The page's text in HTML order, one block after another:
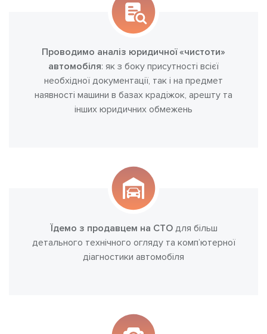
Проводимо аналіз юридичної «чистоти»
автомобіля: як з боку присутності всієї
необхідної документації, так і на предмет
наявності машини в базах крадіжок, арешту та
інших юридичних обмежень
Їдемо з продавцем на СТОдля більш
детального технічного огляду та комп’ютерної
діагностики автомобіля